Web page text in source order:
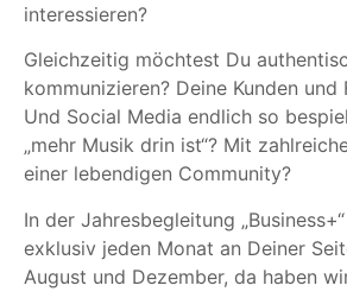
interessieren?
Gleichzeitig möchtest Du
kommunizieren? Deine Kunden und
Und Social Media endlich so
„mehr Musik drin ist“? Mit
einer lebendigen Community?
In der Jahresbegleitung
exklusiv jeden Monat an Deiner
August und Dezember, da haben